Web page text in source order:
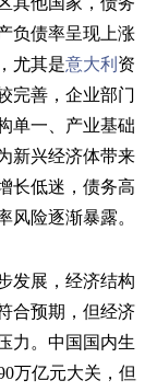
负债率呈现上涨
尤其是意大利 资
完善，企业部门
单一、产业基础
新兴经济体带来
长低迷，债务高
风险逐渐暴露。
发展，经济结构
合预期，但经济
力。中国国内生
万亿元大关，但